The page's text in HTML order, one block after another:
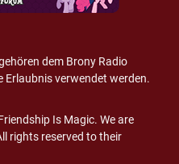
dem Brony Radio
verwendet werden.
Is Magic. We are
rights reserved to their